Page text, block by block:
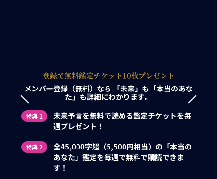
登録で無料鑑定チケット10枚プレゼント
メンバー登録（無料）なら
「未来」も「本当のあな
た」も詳細にわかります。
特典 1
未来予言を無料で読める鑑定チケットを毎
週プレゼント！
特典 2
全45,000字超（5,500円相当）の「本当の
あなた」鑑定を毎週で無料で購読できま
す！